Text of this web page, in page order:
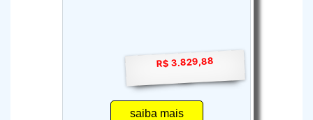
R$ 3.829,88
saiba mais